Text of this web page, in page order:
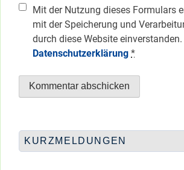
Mit der Nutzung dieses Formulars
mit der Speicherung und
durch diese Website einverstanden.
Datenschutzerklärung *
KURZMELDUNGEN